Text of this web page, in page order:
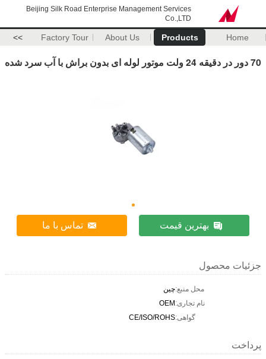
Beijing Silk Road Enterprise Management Services
Co.,LTD
Home
Products
About Us
Factory Tour
>>
70 دور در دقیقه 24 ولت موتور لوله ای بدون براش با آب سرد شده
بهترین قیمت تماس با ما
جزئیات محصول
محل منبع:چین
نام تجاری:OEM
گواهی:CE/ISO/ROHS
پرداخت